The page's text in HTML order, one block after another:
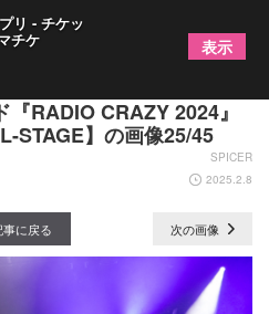
ンズ、BRAHMAN、10-
RADIO CRAZY 2024』
STAGE】の画像25/45
SPICER
2025.2.8
事に戻る 次の画像
リ - チケッ
チケ 表示